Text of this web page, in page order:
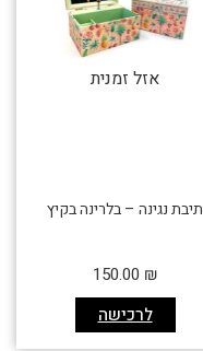
אזל זמנית
תיבת נגינה – בלרינה בקיץ
לרכישה
150.00 ₪